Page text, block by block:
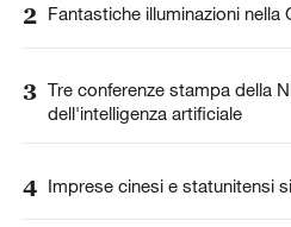
2 Fantastiche illuminazioni nella
3 Tre conferenze stampa della
dell'intelligenza artificiale
4 Imprese cinesi e statunitensi